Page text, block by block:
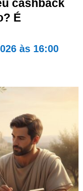
cashback
É
às 16:00